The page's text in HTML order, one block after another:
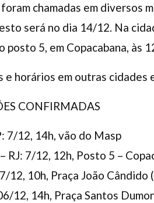
chamadas em diversos
será no dia 14/12. Na
posto 5, em Copacabana, às
e horários em outras
CONFIRMADAS
7/12, 14h, vão do Masp
RJ: 7/12, 12h, Posto 5 –
12, 10h, Praça João Cândido
12, 14h, Praça Santos